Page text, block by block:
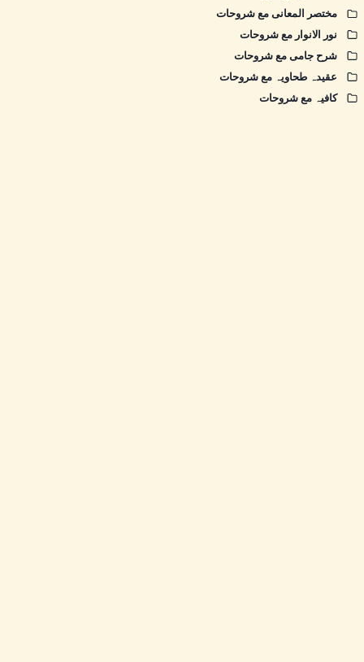
مختصر المعانی مع شروحات
نور الانوار مع شروحات
شرح جامی مع شروحات
عقیدہ طحاویہ مع شروحات
کافیہ مع شروحات